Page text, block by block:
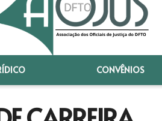
CONVÊNIOS